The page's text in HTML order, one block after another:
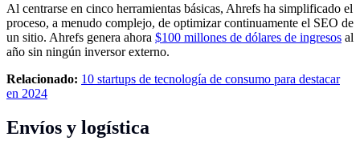
Al centrarse en cinco herramientas básicas, Ahrefs ha simplificado el
proceso, a menudo complejo, de optimizar continuamente el SEO de
un sitio. Ahrefs genera ahora $100 millones de dólares de ingresos al
año sin ningún inversor externo.
Relacionado: 10 startups de tecnología de consumo para destacar
en 2024
Envíos y logística